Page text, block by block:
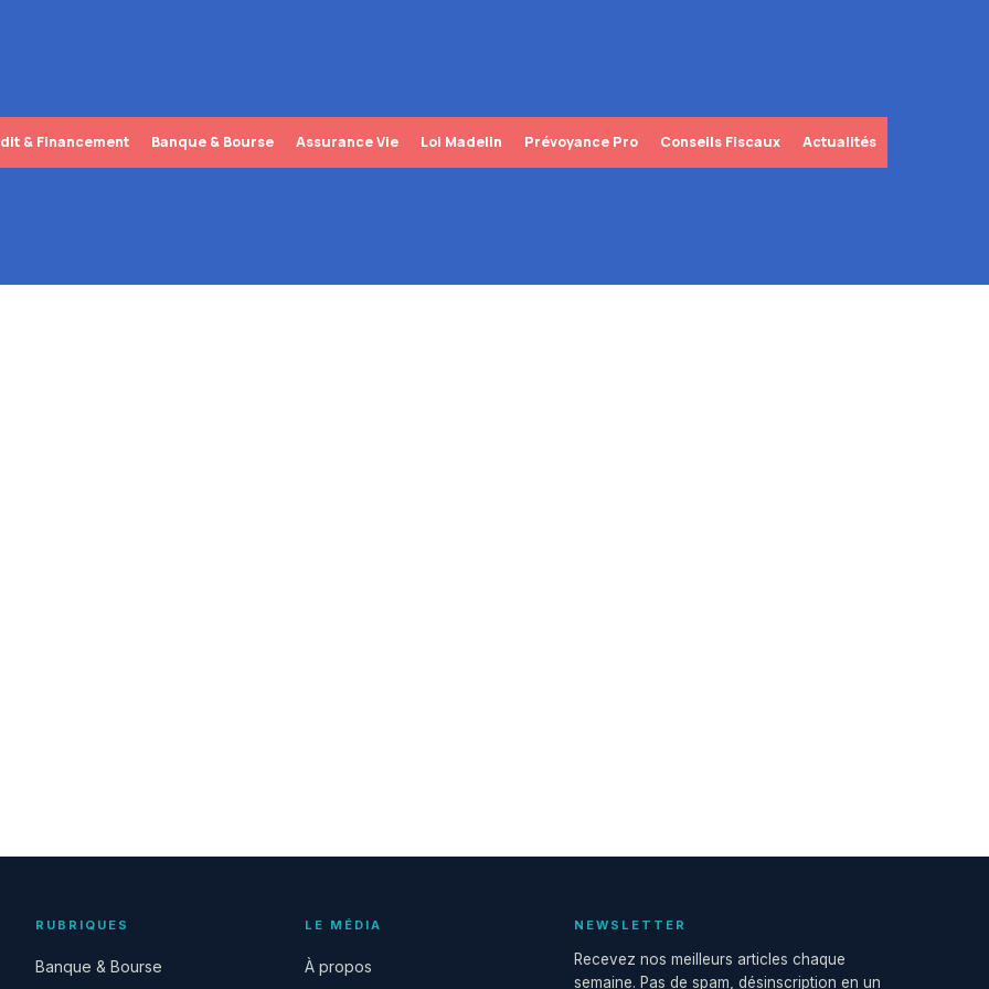
& Financement Banque & Bourse Assurance Vie Loi Madelin Prévoyance Pro Conseils Fiscaux Actualités
RUBRIQUES
Banque & Bourse
LE MÉDIA
À propos
NEWSLETTER
Recevez nos meilleurs articles chaque
semaine. Pas de spam, désinscription en un